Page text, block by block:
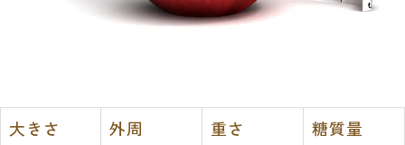
大きさ 外周 重さ
糖質量